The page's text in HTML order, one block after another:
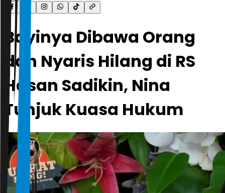
Bayinya Dibawa Orang
dan Nyaris Hilang di RS
Hasan Sadikin, Nina
Tunjuk Kuasa Hukum